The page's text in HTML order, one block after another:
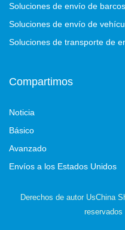
Soluciones de envío de
Soluciones de envío de
Soluciones de transporte de
Compartimos
Noticia
Básico
Avanzado
Envíos a los Estados Unidos
Derechos de autor UsChina
reservados